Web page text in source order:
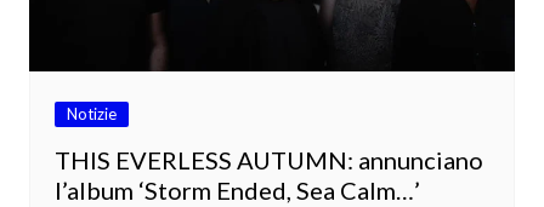
Notizie
THIS EVERLESS AUTUMN: annunciano
l’album ‘Storm Ended, Sea Calm…’